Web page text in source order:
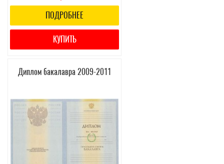
ПОДРОБНЕЕ
КУПИТЬ
Диплом бакалавра 2009-2011